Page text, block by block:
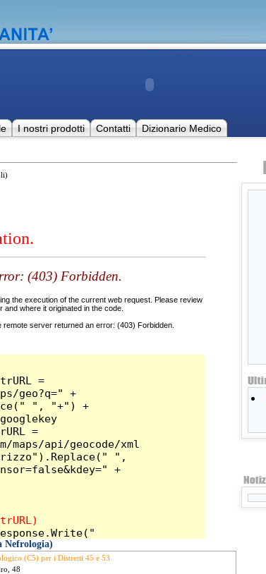
I nostri prodotti Contatti Dizionario Medico
Nefrologia)
(C5) per i Distretti 45 e 53
48